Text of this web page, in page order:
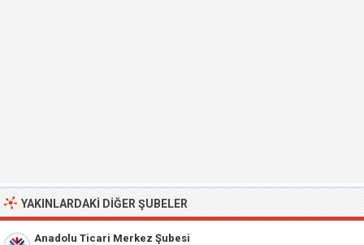
YAKINLARDAKI DIĞER ŞUBELER
Anadolu Ticari Merkez Şubesi